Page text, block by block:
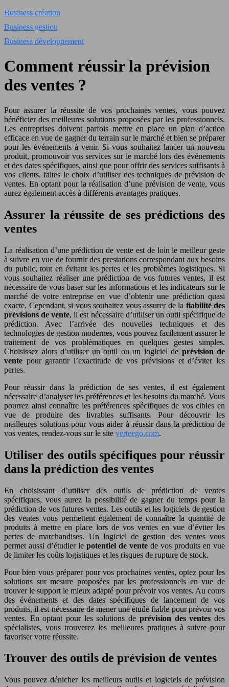
Business création
Business gestion
Business développement
Comment réussir la prévision
des ventes ?
Pour assurer la réussite de vos prochaines ventes, vous pouvez
bénéficier des meilleures solutions proposées par les professionnels.
Les entreprises doivent parfois mettre en place un plan d’action
efficace en vue de gagner du terrain sur le marché et bien se préparer
pour les événements à venir. Si vous souhaitez lancer un nouveau
produit, promouvoir vos services sur le marché lors des événements
et des dates spécifiques, ainsi que pour offrir des services suffisants à
vos clients, faites le choix d’utiliser des techniques de prévision de
ventes. En optant pour la réalisation d’une prévision de vente, vous
aurez également accès à différents avantages pratiques.
Assurer la réussite de ses prédictions des
ventes
La réalisation d’une prédiction de vente est de loin le meilleur geste
à suivre en vue de fournir des prestations correspondant aux besoins
du public, tout en évitant les pertes et les problèmes logistiques. Si
vous souhaitez réaliser une prédiction de vos futures ventes, il est
nécessaire de vous baser sur les informations et les indicateurs sur le
marché de votre entreprise en vue d’obtenir une prédiction quasi
exacte. Cependant, si vous souhaitez vous assurer de la fiabilité des
prévisions de vente, il est nécessaire d’utiliser un outil spécifique de
prédiction. Avec l’arrivée des nouvelles techniques et des
technologies de gestion modernes, vous pouvez facilement assurer le
traitement de vos problématiques en quelques gestes simples.
Choisissez alors d’utiliser un outil ou un logiciel de prévision de
vente pour garantir l’exactitude de vos prévisions et d’éviter les
pertes.
Pour réussir dans la prédiction de ses ventes, il est également
nécessaire d’analyser les préférences et les besoins du marché. Vous
pourrez ainsi connaître les préférences spécifiques de vos cibles en
vue de produire des livrables suffisants. Pour découvrir les
meilleures solutions pour vous aider à réussir dans la prédiction de
vos ventes, rendez-vous sur le site verteego.com.
Utiliser des outils spécifiques pour réussir
dans la prédiction des ventes
En choisissant d’utiliser des outils de prédiction de ventes
spécifiques, vous aurez la possibilité de gagner du temps pour la
prédiction de vos futures ventes. Les outils et les logiciels de gestion
des ventes vous permettent également de connaître la quantité de
produits à mettre en place lors de vos ventes en vue d’éviter les
pertes de marchandises. Un logiciel de gestion des ventes vous
permet aussi d’étudier le potentiel de vente de vos produits en vue
de limiter les coûts logistiques et les risques de rupture de stock.
Pour bien vous préparer pour vos prochaines ventes, optez pour les
solutions sur mesure proposées par les professionnels en vue de
trouver le support le mieux adapté pour prévoir vos ventes. Au cours
des événements et des dates spécifiques de lancement de vos
produits, il est nécessaire de mener une étude fiable pour prévoir vos
ventes. En optant pour les solutions de prévision des ventes des
spécialistes, vous trouverez les meilleures pratiques à suivre pour
favoriser votre réussite.
Trouver des outils de prévision de ventes
Vous pouvez dénicher les meilleurs outils et logiciels de prévision